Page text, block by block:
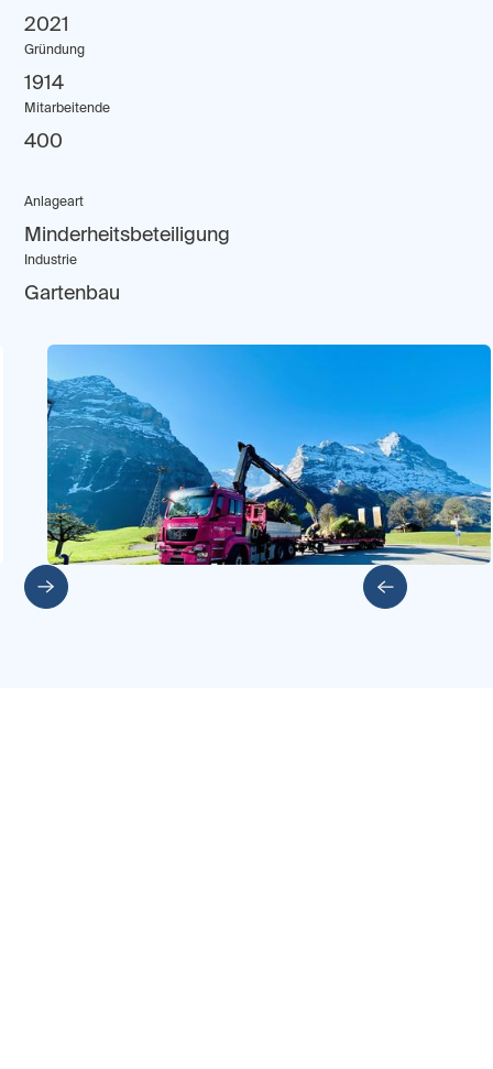
2021
Gründung
1914
Mitarbeitende
400
Anlageart
Minderheitsbeteiligung
Industrie
Gartenbau
Slide 2 of 5.